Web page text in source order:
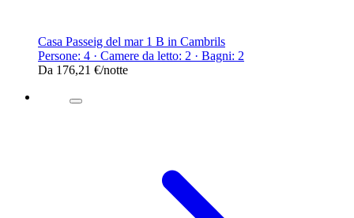
Casa Passeig del mar 1 B in Cambrils
Persone: 4 · Camere da letto: 2 · Bagni: 2
Da 176,21 €/notte